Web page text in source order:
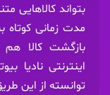
بتواند کالاهایی
مدت زمانی
بازگشت کالا هم
اینترنتی نادیا
توانسته از این